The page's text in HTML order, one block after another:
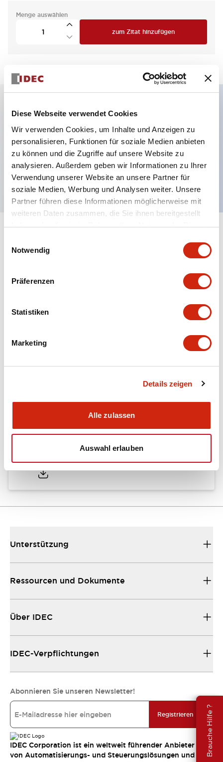
Diese Webseite verwendet Cookies
Wir verwenden Cookies, um Inhalte und Anzeigen zu
personalisieren, Funktionen für soziale Medien anbieten
zu können und die Zugriffe auf unsere Website zu
analysieren. Außerdem geben wir Informationen zu Ihrer
Verwendung unserer Website an unsere Partner für
soziale Medien, Werbung und Analysen weiter. Unsere
Partner führen diese Informationen möglicherweise mit
weiteren Daten zusammen, die Sie ihnen bereitgestellt
haben oder die sie im Rahmen Ihrer Nutzung der Dienste
Notwendig
Präferenzen
Statistiken
Marketing
Details zeigen
Alle zulassen
Auswahl erlauben
Brauche Hilfe ?
Menge auswählen
zum Zitat hinzufügen
Hauptmerkmale
Kleiner Strahl, reflexiv, 1m Kabel, PNP-Ausgang
Licht-an-Modus
200 mm Erfassungsbereich
Mechanical Specifications
Mounting and Installation Specifications
Unterstützung
Ressourcen und Dokumente
Über IDEC
IDEC-Verpflichtungen
Abonnieren Sie unseren Newsletter!
Registrieren
IDEC Corporation ist ein weltweit führender Anbieter
von Automatisierungs- und Steuerungslösungen und